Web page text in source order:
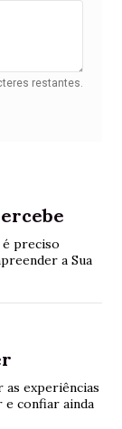
restantes.
é preciso
a Sua
as experiências
e confiar ainda